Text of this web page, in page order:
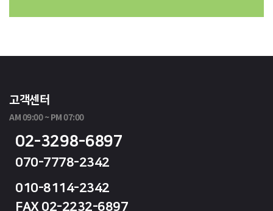
고객센터
AM 09:00 ~ PM 07:00
02-3298-6897
070-7778-2342
010-8114-2342
FAX 02-2232-6897